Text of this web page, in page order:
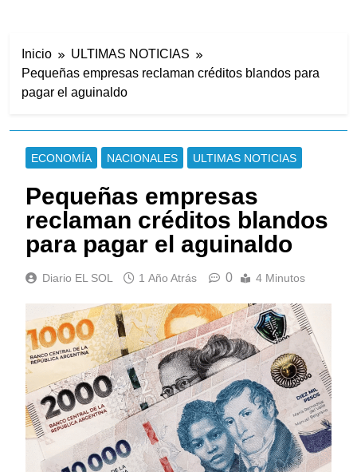
Inicio
ULTIMAS NOTICIAS
Pequeñas empresas reclaman créditos blandos para
pagar el aguinaldo
ECONOMÍA NACIONALES ULTIMAS NOTICIAS
Pequeñas empresas
reclaman créditos blandos
para pagar el aguinaldo
Diario EL SOL 1 Año Atrás 0 4 Minutos